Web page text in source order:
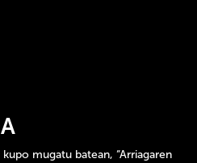
mugatu batean, “Arriagaren